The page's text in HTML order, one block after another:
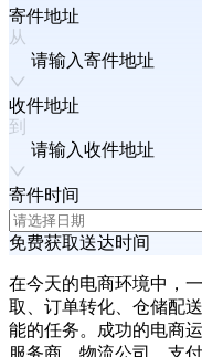
寄件地址
请输入寄件地址
收件地址
请输入收件地址
寄件时间
免费获取送达时间
在今天的电商环境中，
取、订单转化、仓储配
能的任务。成功的电商
服务商、物流公司、支